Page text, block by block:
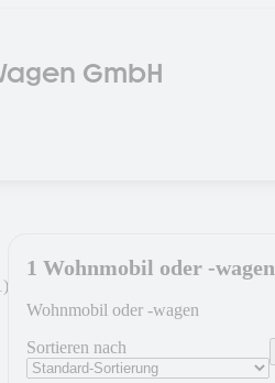
GmbH
)
1 Wohnmobil oder -wagen
Wohnmobil oder -wagen
Sortieren nach